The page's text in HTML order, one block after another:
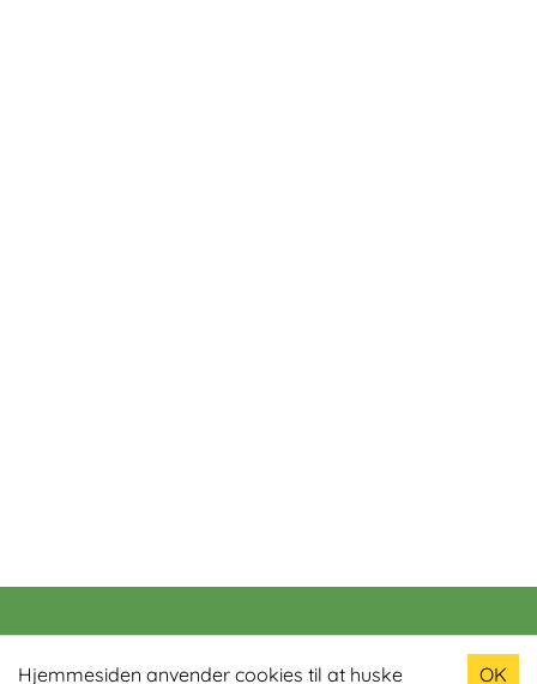
Hjemmesiden anvender cookies til at huske
OK
Populære produkter